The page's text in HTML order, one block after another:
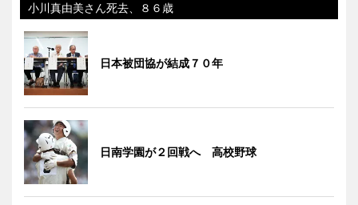
小川真由美さん死去、８６歳
日本被団協が結成７０年
日南学園が２回戦へ 高校野球